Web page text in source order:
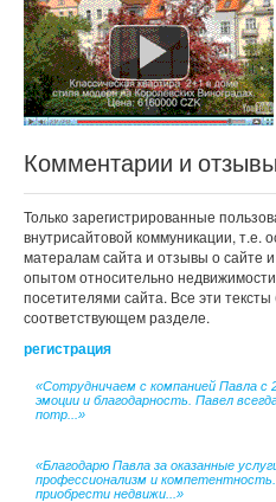
Комментарии и отзывы
Только зарегистрированные
внутрисайтовой коммуникации, т.е.
матералам сайта и отзывы о сайте
опытом относительно
посетителями сайта. Все эти тексты
соответствующем разделе.
регистрация
«Сотрудничаем с компанией Павла с
эмоции и благодарность. Павел
потр...»
«Благодарю Павла за оказанные
профессионализм и
приобрести недвижи...»